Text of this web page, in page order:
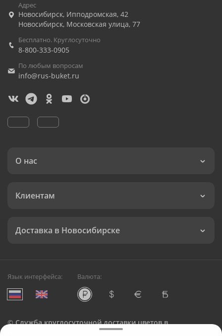
Адрес
Новосибирск, Ипподромская, 42
Новосибирск, Московская улица, 77
Бесплатно. Круглосуточно
8-800-333-0905
По любым вопросам
info@rus-buket.ru
О нас
Клиентам
Доставка в Новосибирске
Язык интерфейса: Валюта:
©Служба круглосуточной доставки цветов в